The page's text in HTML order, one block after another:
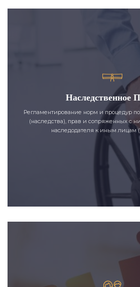
Наследственное
Регламентирование норм и процедур
(наследства), прав и сопряженных с
наследодателя к иным лицам